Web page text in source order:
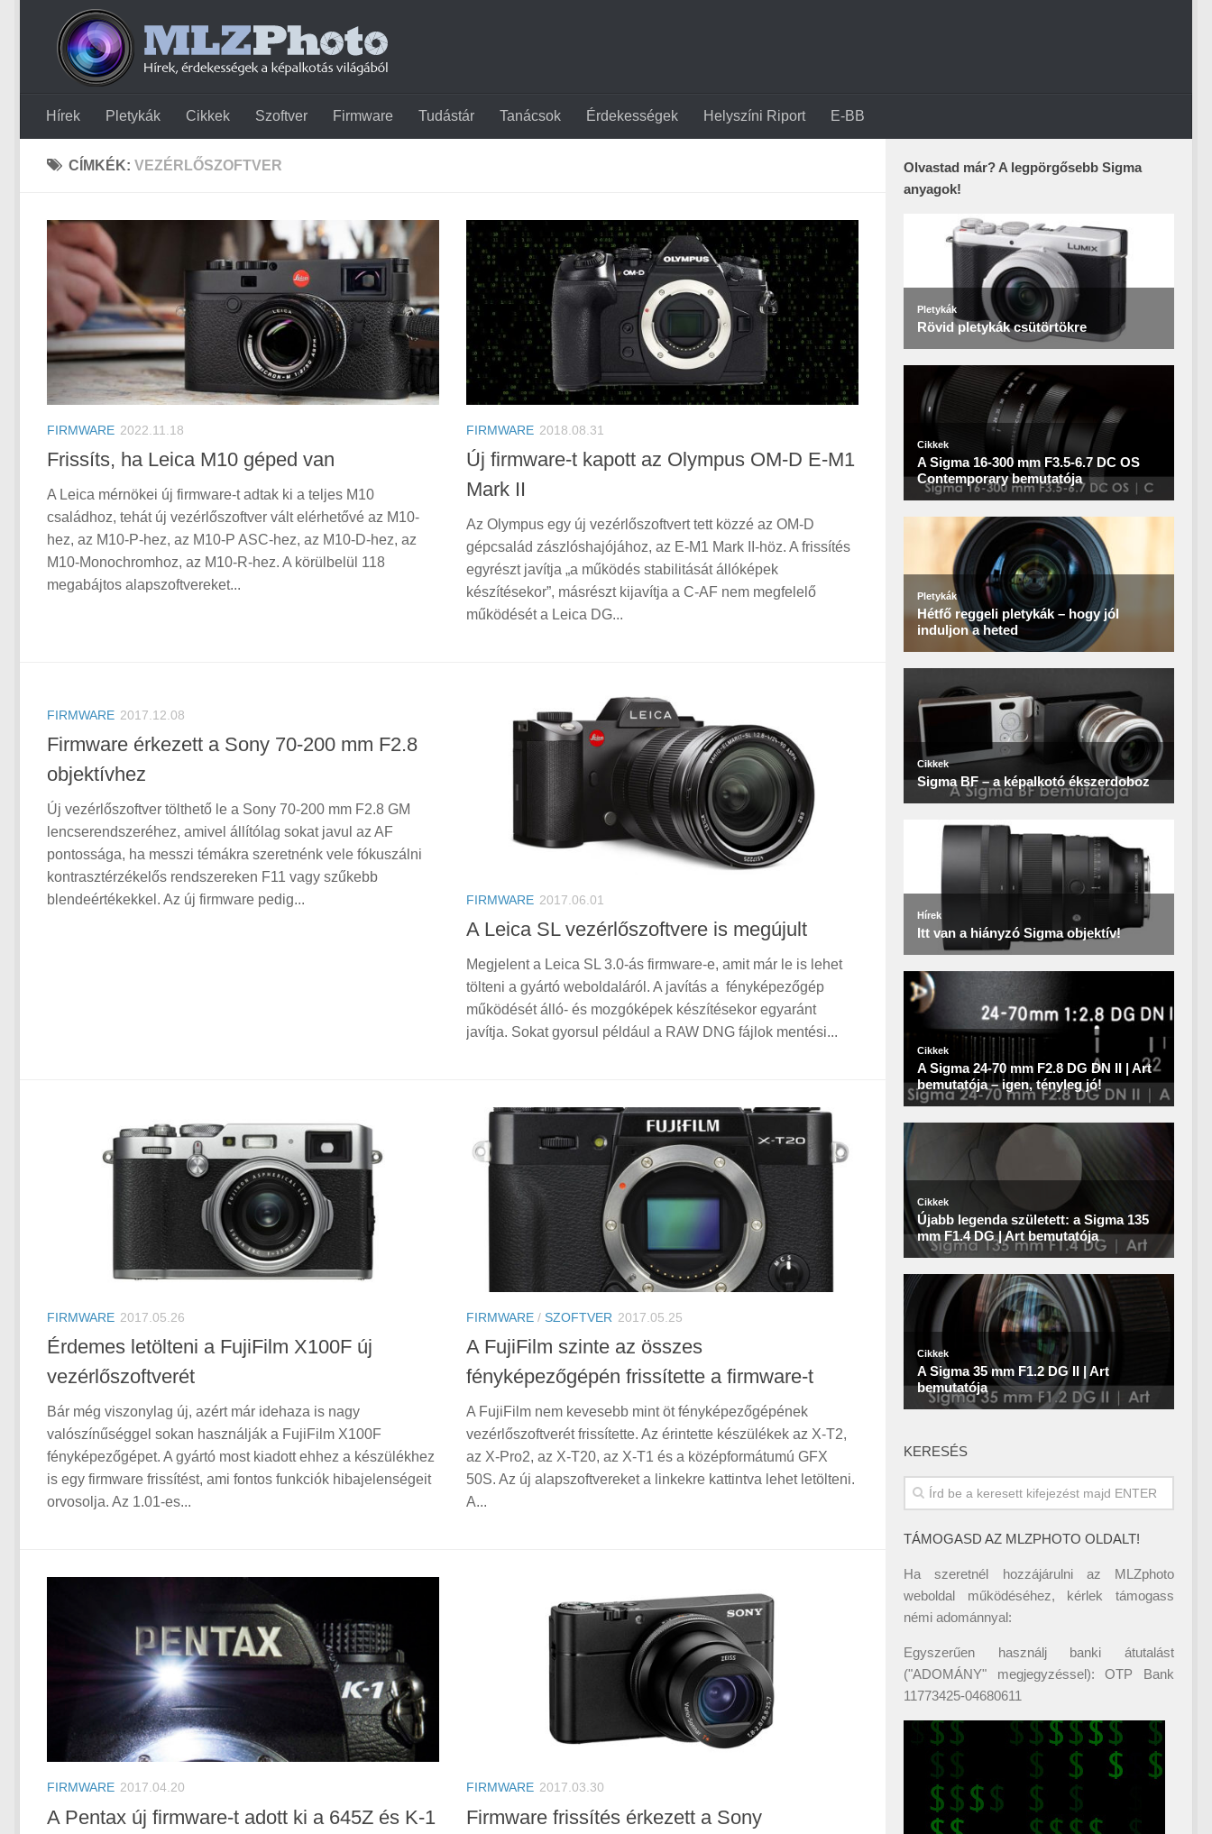
Hírek Pletykák Cikkek Szoftver Firmware Tudástár Tanácsok Érdekességek Helyszíni Riport E-BB
CÍMKÉK: VEZÉRLŐSZOFTVER
FIRMWARE 2022.11.18
Frissíts, ha Leica M10 géped van
A Leica mérnökei új firmware-t adtak ki a teljes M10
családhoz, tehát új vezérlőszoftver vált elérhetővé az M10-
hez, az M10-P-hez, az M10-P ASC-hez, az M10-D-hez, az
M10-Monochromhoz, az M10-R-hez. A körülbelül 118
megabájtos alapszoftvereket...
FIRMWARE 2018.08.31
Új firmware-t kapott az Olympus OM-D E-M1
Mark II
Az Olympus egy új vezérlőszoftvert tett közzé az OM-D
gépcsalád zászlóshajójához, az E-M1 Mark II-höz. A frissítés
egyrészt javítja „a működés stabilitását állóképek
készítésekor”, másrészt kijavítja a C-AF nem megfelelő
működését a Leica DG...
FIRMWARE 2017.12.08
Firmware érkezett a Sony 70-200 mm F2.8
objektívhez
Új vezérlőszoftver tölthető le a Sony 70-200 mm F2.8 GM
lencserendszeréhez, amivel állítólag sokat javul az AF
pontossága, ha messzi témákra szeretnénk vele fókuszálni
kontrasztérzékelős rendszereken F11 vagy szűkebb
blendeértékekkel. Az új firmware pedig...
FIRMWARE 2017.06.01
A Leica SL vezérlőszoftvere is megújult
Megjelent a Leica SL 3.0-ás firmware-e, amit már le is lehet
tölteni a gyártó weboldaláról. A javítás a fényképezőgép
működését álló- és mozgóképek készítésekor egyaránt
javítja. Sokat gyorsul például a RAW DNG fájlok mentési...
FIRMWARE 2017.05.26
Érdemes letölteni a FujiFilm X100F új
vezérlőszoftverét
Bár még viszonylag új, azért már idehaza is nagy
valószínűséggel sokan használják a FujiFilm X100F
fényképezőgépet. A gyártó most kiadott ehhez a készülékhez
is egy firmware frissítést, ami fontos funkciók hibajelenségeit
orvosolja. Az 1.01-es...
FIRMWARE / SZOFTVER 2017.05.25
A FujiFilm szinte az összes
fényképezőgépén frissítette a firmware-t
A FujiFilm nem kevesebb mint öt fényképezőgépének
vezérlőszoftverét frissítette. Az érintette készülékek az X-T2,
az X-Pro2, az X-T20, az X-T1 és a középformátumú GFX
50S. Az új alapszoftvereket a linkekre kattintva lehet letölteni.
A...
FIRMWARE 2017.04.20
A Pentax új firmware-t adott ki a 645Z és K-1
FIRMWARE 2017.03.30
Firmware frissítés érkezett a Sony
Olvastad már? A legpörgősebb Sigma
anyagok!
KERESÉS
TÁMOGASD AZ MLZPHOTO OLDALT!
Ha szeretnél hozzájárulni az MLZphoto
weboldal működéséhez, kérlek támogass
némi adománnyal:
Egyszerűen használj banki átutalást
("ADOMÁNY" megjegyzéssel): OTP Bank
11773425-04680611